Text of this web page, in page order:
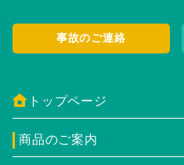
事故のご連絡
トップページ
商品のご案内